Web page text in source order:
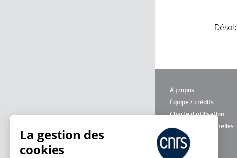
À propos
Équipe / crédits
Charte d'utilisation
Données personnelles
La gestion des
cookies